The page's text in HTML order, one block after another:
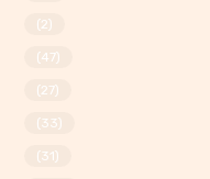
(2)
(47)
(27)
(33)
(31)